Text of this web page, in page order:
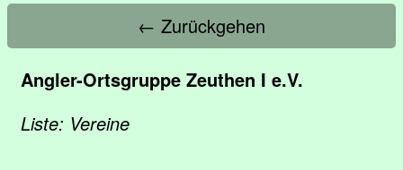
← Zurückgehen
Angler-Ortsgruppe Zeuthen I e.V.
Liste: Vereine